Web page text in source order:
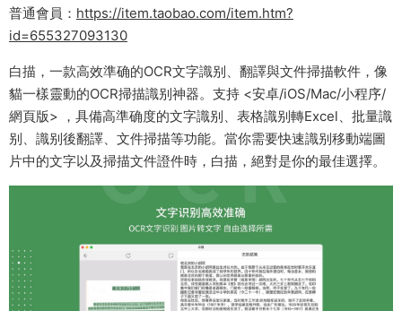
普通會員： https://item.taobao.com/item.htm?
id=655327093130
白描，一款高效準确的OCR文字識别、翻譯與文件掃描軟件，像
貓一樣靈動的OCR掃描識别神器。支持 <安卓/iOS/Mac/小程序/
網頁版> ，具備高準确度的文字識别、表格識别轉Excel、批量識
别、識别後翻譯、文件掃描等功能。當你需要快速識别移動端圖
片中的文字以及掃描文件證件時，白描，絕對是你的最佳選擇。